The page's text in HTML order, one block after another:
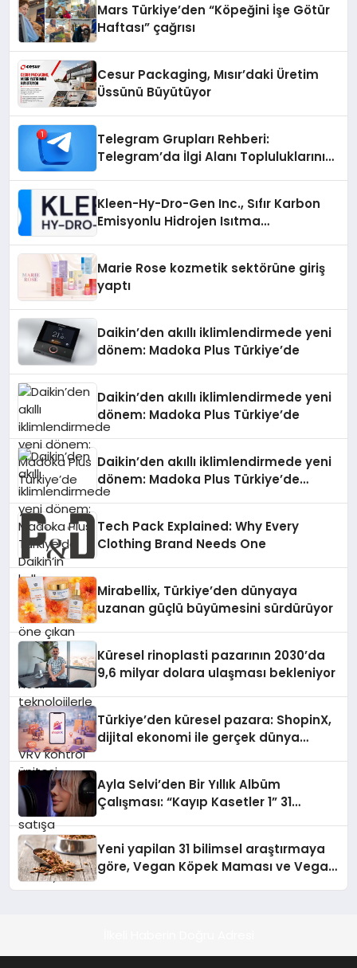
Mars Türkiye’den “Köpeğini İşe Götür
Haftası” çağrısı
Cesur Packaging, Mısır’daki Üretim
Üssünü Büyütüyor
Telegram Grupları Rehberi:
Telegram’da İlgi Alanı Topluluklarını
Kleen-Hy-Dro-Gen Inc., Sıfır Karbon
Emisyonlu Hidrojen Isıtma
Marie Rose kozmetik sektörüne giriş
yaptı
Daikin’den akıllı iklimlendirmede yeni
dönem: Madoka Plus Türkiye’de
Daikin’den akıllı iklimlendirmede yeni
dönem: Madoka Plus Türkiye’de
Daikin’den akıllı iklimlendirmede yeni
dönem: Madoka Plus Türkiye’de
Daikin’in kullanıcı dostu tasarımıyla
teknolojilerle donatılmış son modeli
VRV kontrol ünitesi Madoka Plus
Türkiye’de satışa sunuldu. Tam
dokunmatik ekranı, mobil uygulama
desteği ve akıllı sensör entegrasyonu
sayesinde iklimlendirme sistemlerinin
yönetimini daha kolay, konforlu ve
verimli hale getiriyor. Enerji
verimliliğini artırırken modern yaşam
Tech Pack Explained: Why Every
Clothing Brand Needs One
Mirabellix, Türkiye’den dünyaya
uzanan güçlü büyümesini sürdürüyor
Küresel rinoplasti pazarının 2030’da
9,6 milyar dolara ulaşması bekleniyor
Türkiye’den küresel pazara: ShopinX,
dijital ekonomi ile gerçek dünya
Ayla Selvi’den Bir Yıllık Albüm
Çalışması: “Kayıp Kasetler 1” 31
Yeni yapilan 31 bilimsel araştırmaya
göre, Vegan Köpek Maması ve Vegan